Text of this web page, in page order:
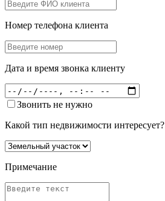
Номер телефона клиента
Дата и время звонка клиенту
Звонить не нужно
Какой тип недвижимости интересует?
Примечание